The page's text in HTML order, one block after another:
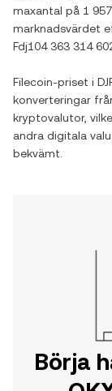
maxantal på 1
marknadsvärdet
Fdj104 363 314
Filecoin-priset i
konverteringar
kryptovalutor,
andra digitala
bekvämt.
Börja